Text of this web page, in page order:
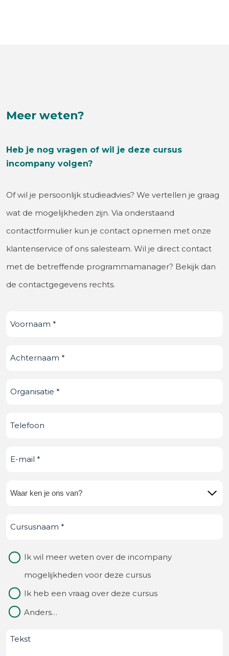
Meer weten?
Heb je nog vragen of wil je deze cursus
incompany volgen?
Of wil je persoonlijk studieadvies? We vertellen je graag
wat de mogelijkheden zijn. Via onderstaand
contactformulier kun je contact opnemen met onze
klantenservice of ons salesteam. Wil je direct contact
met de betreffende programmamanager? Bekijk dan
de contactgegevens rechts.
Voornaam (Vereist)
Achternaam (Vereist)
Organisatie(Vereist)
Telefoonnummer
E-
Waar
je
van?
(Vereist)
Cursusnaam (Vereist)
Waarom
contact
Ik wil meer weten over de incompany
mogelijkheden voor deze cursus
Ik heb een vraag over deze cursus
Anders…
Bericht